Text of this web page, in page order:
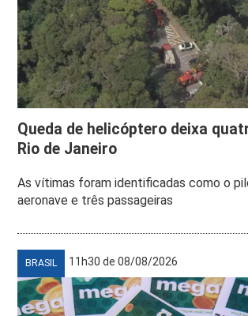
Queda de helicóptero deixa
Rio de Janeiro
As vítimas foram identificadas como o
aeronave e três passageiras
BRASIL 11h30 de 08/08/2026